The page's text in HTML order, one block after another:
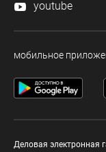
youtube
мобильное
Деловая электронная